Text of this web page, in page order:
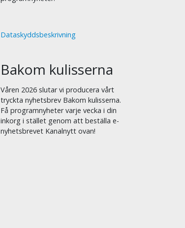
Dataskyddsbeskrivning
Bakom kulisserna
Våren 2026 slutar vi producera vårt
tryckta nyhetsbrev Bakom kulisserna.
Få programnyheter varje vecka i din
inkorg i stället genom att beställa e-
nyhetsbrevet Kanalnytt ovan!